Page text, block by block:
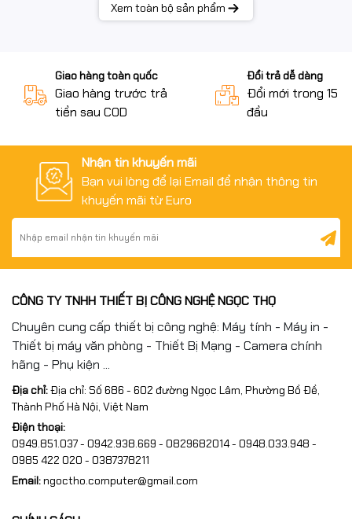
Xem toàn bộ sản phẩm
Giao hàng toàn quốc
Giao hàng trước trả
tiền sau COD
Đổi trả dễ dàng
Đổi mới trong 15
đầu
Nhận tin khuyến mãi
Bạn vui lòng để lại Email để nhận thông tin
khuyến mãi từ Euro
CÔNG TY TNHH THIẾT BỊ CÔNG NGHỆ NGỌC THỌ
Chuyên cung cấp thiết bị công nghệ: Máy tính - Máy in -
Thiết bị máy văn phòng - Thiết Bị Mạng - Camera chính
hãng - Phụ kiện ...
Địa chỉ:Địa chỉ: Số 686 - 602 đường Ngọc Lâm, Phường Bồ Đề,
Thành Phố Hà Nội, Việt Nam
Điện thoại:
0949.851.037 - 0942.938.669 - 0829682014 - 0948.033.948 -
0985 422 020 - 0387378211
Email:ngoctho.computer@gmail.com